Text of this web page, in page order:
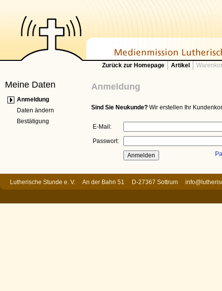
Zurück zur Homepage Artikel
Meine Daten
Anmeldung
Daten ändern
Bestätigung
Anmeldung
Sind Sie Neukunde? Wir erstellen Ihr
E-Mail:
Passwort:
Lutherische Stunde e. V. An der Bahn 51 D-27367 Sottrum